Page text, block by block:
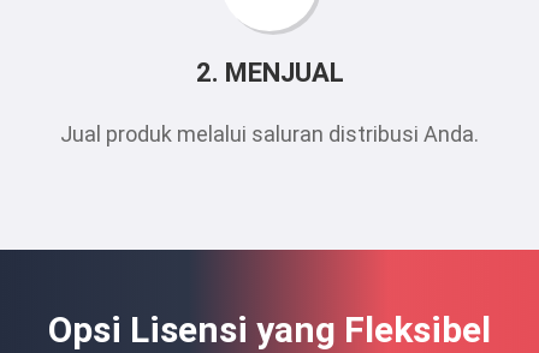
2. MENJUAL
Jual produk melalui saluran distribusi Anda.
Opsi Lisensi yang Fleksibel